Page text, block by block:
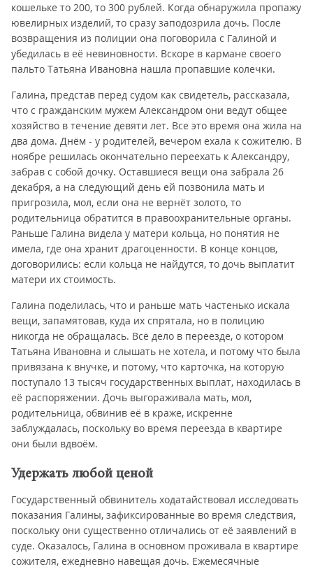
кошельке то 200, то 300 рублей. Когда обнаружила пропажу
ювелирных изделий, то сразу заподозрила дочь. После
возвращения из полиции она поговорила с Галиной и
убедилась в её невиновности. Вскоре в кармане своего
пальто Татьяна Ивановна нашла пропавшие колечки.
Галина, представ перед судом как свидетель, рассказала,
что с гражданским мужем Александром они ведут общее
хозяйство в течение девяти лет. Все это время она жила на
два дома. Днём - у родителей, вечером ехала к сожителю. В
ноябре решилась окончательно переехать к Александру,
забрав с собой дочку. Оставшиеся вещи она забрала 26
декабря, а на следующий день ей позвонила мать и
пригрозила, мол, если она не вернёт золото, то
родительница обратится в правоохранительные органы.
Раньше Галина видела у матери кольца, но понятия не
имела, где она хранит драгоценности. В конце концов,
договорились: если кольца не найдутся, то дочь выплатит
матери их стоимость.
Галина поделилась, что и раньше мать частенько искала
вещи, запамятовав, куда их спрятала, но в полицию
никогда не обращалась. Всё дело в переезде, о котором
Татьяна Ивановна и слышать не хотела, и потому что была
привязана к внучке, и потому, что карточка, на которую
поступало 13 тысяч государственных выплат, находилась в
её распоряжении. Дочь выгораживала мать, мол,
родительница, обвинив её в краже, искренне
заблуждалась, поскольку во время переезда в квартире
они были вдвоём.
Удержать любой ценой
Государственный обвинитель ходатайствовал исследовать
показания Галины, зафиксированные во время следствия,
поскольку они существенно отличались от её заявлений в
суде. Оказалось, Галина в основном проживала в квартире
сожителя, ежедневно навещая дочь. Ежемесячные